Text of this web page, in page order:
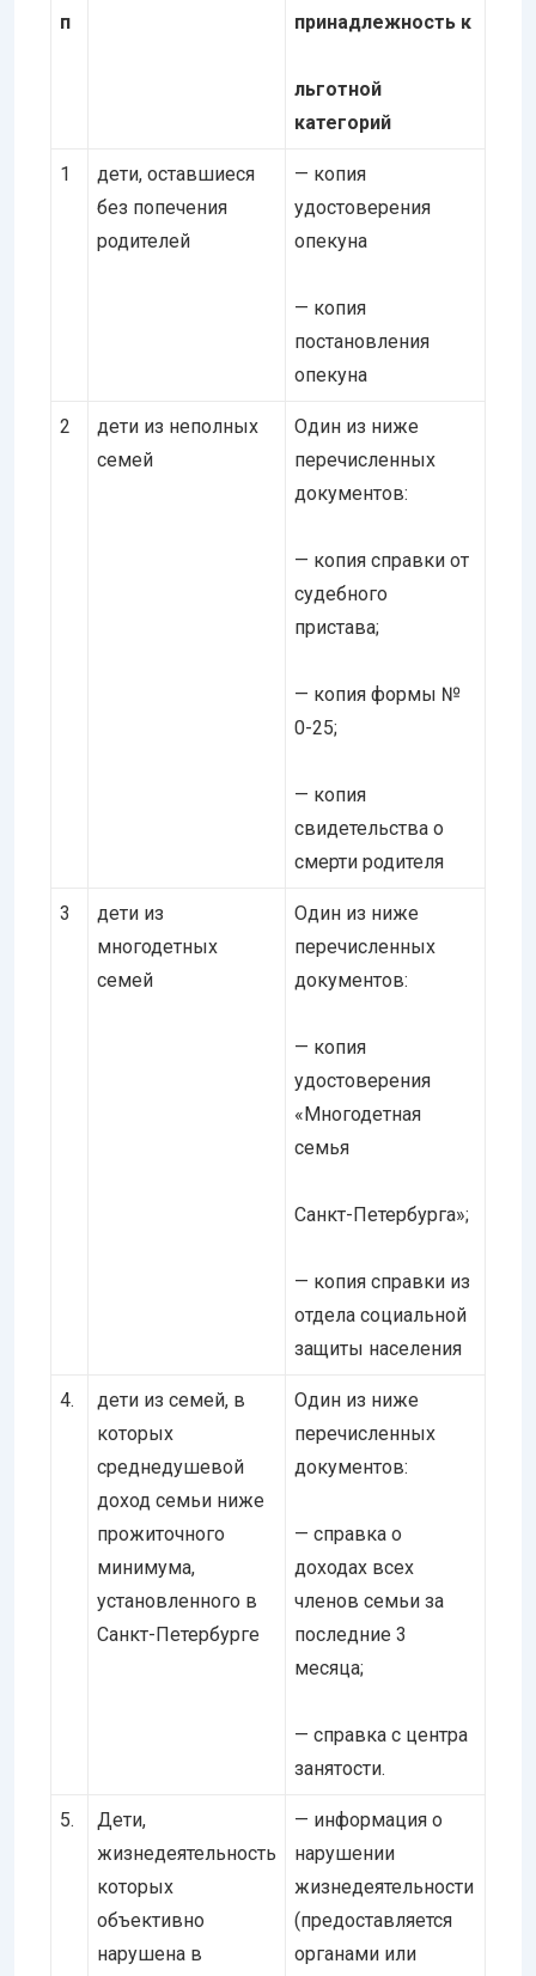
п принадлежность к
льготной
категорий
1
дети, оставшиеся
без попечения
родителей
— копия
удостоверения
опекуна
— копия
постановления
опекуна
2
дети из неполных
семей
Один из ниже
перечисленных
документов:
— копия справки от
судебного
пристава;
— копия формы №
0-25;
— копия
свидетельства о
смерти родителя
3
дети из
многодетных
семей
Один из ниже
перечисленных
документов:
— копия
удостоверения
«Многодетная
семья
Санкт-Петербурга»;
— копия справки из
отдела социальной
защиты населения
4.
дети из семей, в
которых
среднедушевой
доход семьи ниже
прожиточного
минимума,
установленного в
Санкт-Петербурге
Один из ниже
перечисленных
документов:
— справка о
доходах всех
членов семьи за
последние 3
месяца;
— справка с центра
занятости.
5.
Дети,
жизнедеятельность
которых
объективно
нарушена в
— информация о
нарушении
жизнедеятельности
(предоставляется
органами или